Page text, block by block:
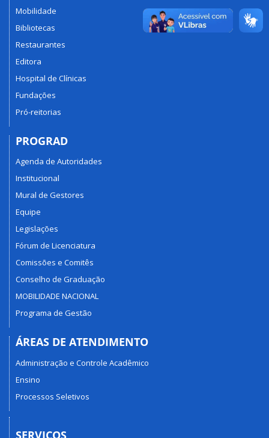
Mobilidade
Bibliotecas
Restaurantes
Editora
Hospital de Clínicas
Fundações
Pró-reitorias
PROGRAD
Agenda de Autoridades
Institucional
Mural de Gestores
Equipe
Legislações
Fórum de Licenciatura
Comissões e Comitês
Conselho de Graduação
MOBILIDADE NACIONAL
Programa de Gestão
ÁREAS DE ATENDIMENTO
Administração e Controle Acadêmico
Ensino
Processos Seletivos
SERVIÇOS